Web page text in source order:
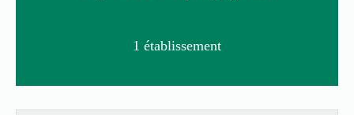
1 établissement